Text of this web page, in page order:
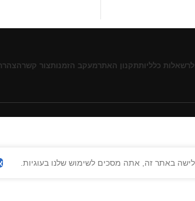
שאלות כלליותתקנון האתרמעקב הזמנותצור קשר
באתר זה, אתה מסכים לשימוש שלנו בעוגיות.